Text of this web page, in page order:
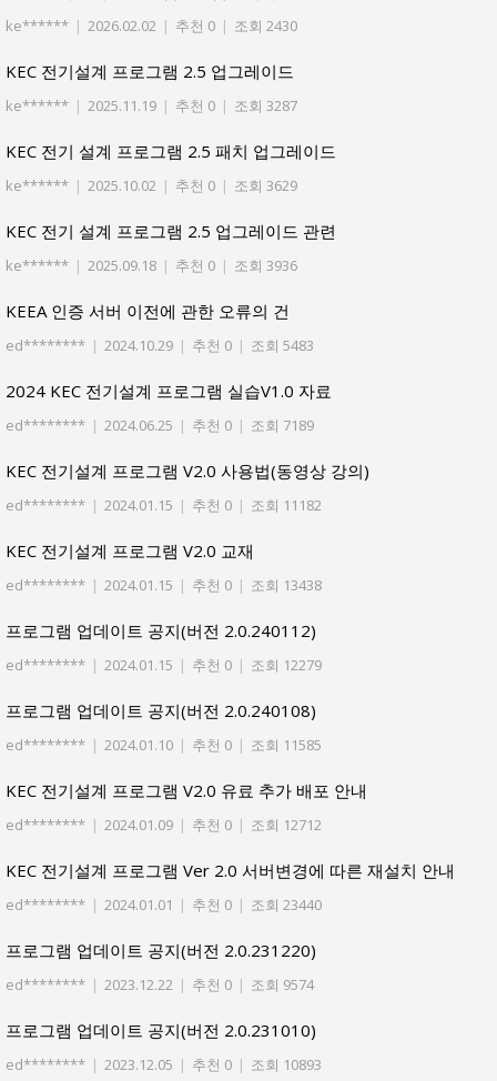
ke****** | 2026.02.02 | 추천 0 | 조회 2430
KEC 전기설계 프로그램 2.5 업그레이드
ke****** | 2025.11.19 | 추천 0 | 조회 3287
KEC 전기 설계 프로그램 2.5 패치 업그레이드
ke****** | 2025.10.02 | 추천 0 | 조회 3629
KEC 전기 설계 프로그램 2.5 업그레이드 관련
ke****** | 2025.09.18 | 추천 0 | 조회 3936
KEEA 인증 서버 이전에 관한 오류의 건
ed******** | 2024.10.29 | 추천 0 | 조회 5483
2024 KEC 전기설계 프로그램 실습V1.0 자료
ed******** | 2024.06.25 | 추천 0 | 조회 7189
KEC 전기설계 프로그램 V2.0 사용법(동영상 강의)
ed******** | 2024.01.15 | 추천 0 | 조회 11182
KEC 전기설계 프로그램 V2.0 교재
ed******** | 2024.01.15 | 추천 0 | 조회 13438
프로그램 업데이트 공지(버전 2.0.240112)
ed******** | 2024.01.15 | 추천 0 | 조회 12279
프로그램 업데이트 공지(버전 2.0.240108)
ed******** | 2024.01.10 | 추천 0 | 조회 11585
KEC 전기설계 프로그램 V2.0 유료 추가 배포 안내
ed******** | 2024.01.09 | 추천 0 | 조회 12712
KEC 전기설계 프로그램 Ver 2.0 서버변경에 따른 재설치 안내
ed******** | 2024.01.01 | 추천 0 | 조회 23440
프로그램 업데이트 공지(버전 2.0.231220)
ed******** | 2023.12.22 | 추천 0 | 조회 9574
프로그램 업데이트 공지(버전 2.0.231010)
ed******** | 2023.12.05 | 추천 0 | 조회 10893